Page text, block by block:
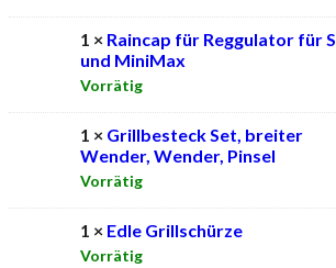
1 × Raincap für Reggulator für S
und MiniMax
Vorrätig
1 × Grillbesteck Set, breiter
Wender, Wender, Pinsel
Vorrätig
1 × Edle Grillschürze
Vorrätig